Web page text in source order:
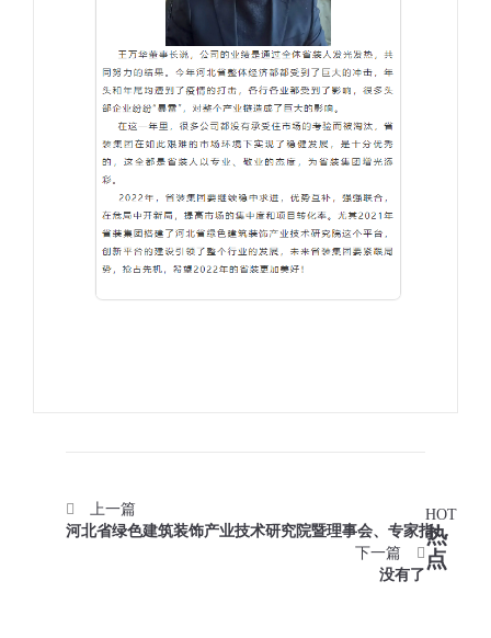
上一篇
河北省绿色建筑装饰产业技术研究院暨理事会、专家指导
下一篇
没有了
HOT
热
点